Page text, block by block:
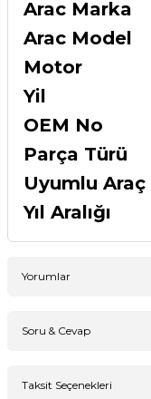
Arac Marka
Arac Model
Motor
Yil
OEM No
Parça Türü
Uyumlu Araç
Yıl Aralığı
Yorumlar
Soru & Cevap
Taksit Seçenekleri